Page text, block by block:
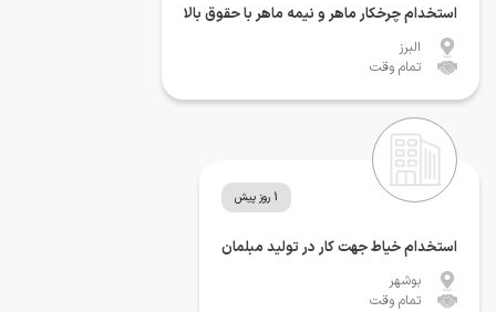
استخدام چرخکار ماهر و نیمه ماهر با حقوق بالا
البرز
تمام وقت
1 روز پیش
استخدام خیاط جهت کار در تولید مبلمان
بوشهر
تمام وقت